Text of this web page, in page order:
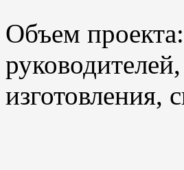
Объем
изготовления,